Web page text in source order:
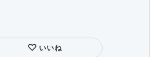
いいね